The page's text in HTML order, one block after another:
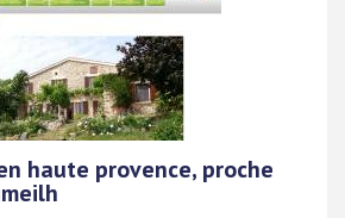
haute provence, proche